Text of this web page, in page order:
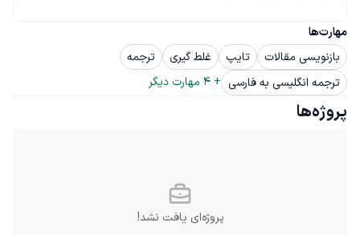
مهارت‌ها
بازنویسی مقالات
تایپ غلط گیری
ترجمه
ترجمه انگلیسی به فارسی +
4 مهارت دیگر
پروژه‌ها
پروژه‌ای یافت نشد!